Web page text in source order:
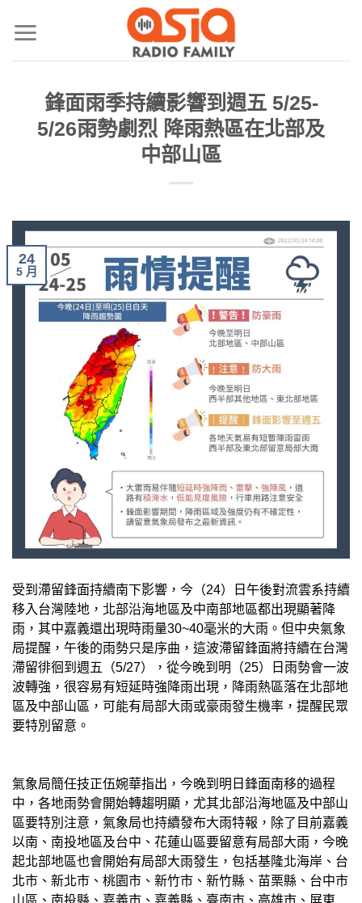
鋒面雨季持續影響到週五 5/25-
5/26雨勢劇烈 降雨熱區在北部及
中部山區
24
5 月
受到滯留鋒面持續南下影響，今（24）日午後對流雲系持續
移入台灣陸地，北部沿海地區及中南部地區都出現顯著降
雨，其中嘉義還出現時雨量30~40毫米的大雨。但中央氣象
局提醒，午後的雨勢只是序曲，這波滯留鋒面將持續在台灣
滯留徘徊到週五（5/27），從今晚到明（25）日雨勢會一波
波轉強，很容易有短延時強降雨出現，降雨熱區落在北部地
區及中部山區，可能有局部大雨或豪雨發生機率，提醒民眾
要特別留意。
氣象局簡任技正伍婉華指出，今晚到明日鋒面南移的過程
中，各地雨勢會開始轉趨明顯，尤其北部沿海地區及中部山
區要特別注意，氣象局也持續發布大雨特報，除了目前嘉義
以南、南投地區及台中、花蓮山區要留意有局部大雨，今晚
起北部地區也會開始有局部大雨發生，包括基隆北海岸、台
北市、新北市、桃園市、新竹市、新竹縣、苗栗縣、台中市